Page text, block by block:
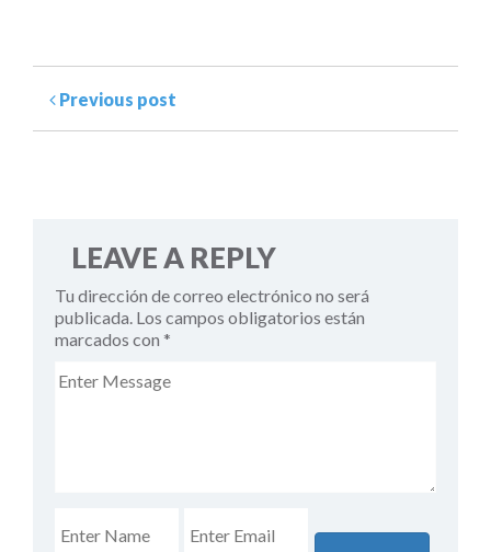
Previous post
LEAVE A REPLY
Tu dirección de correo electrónico no será
publicada. Los campos obligatorios están
marcados con *